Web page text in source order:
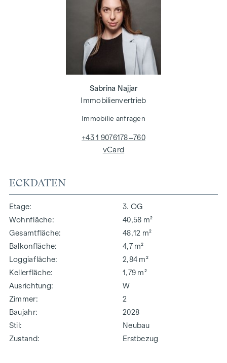
ECKDATEN
Etage
3. OG
Wohnfläche
40,58 m²
Gesamtfläche
48,12 m²
Balkonfläche
4,7 m²
Loggiafläche
2,84 m²
Kellerfläche
1,79 m²
Ausrichtung
W
Zimmer
2
Baujahr
2028
Stil
Neubau
Zustand
Erstbezug
Sabrina Najjar
Immobilienvertrieb
Immobilie anfragen
+43 1 9076178–760
vCard